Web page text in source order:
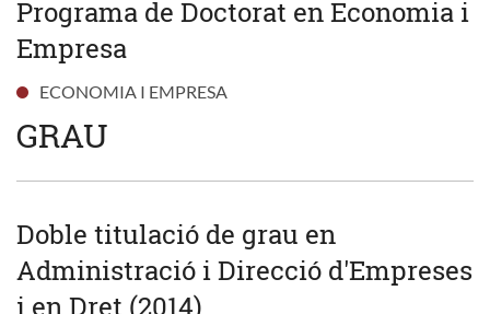
Programa de Doctorat en Economia i
Empresa
ECONOMIA I EMPRESA
GRAU
Doble titulació de grau en
Administració i Direcció d'Empreses
i en Dret (2014)